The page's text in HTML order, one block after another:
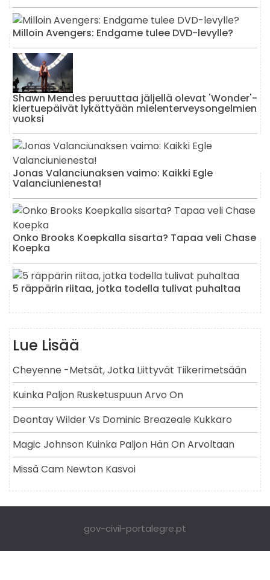
Milloin Avengers: Endgame tulee DVD-levylle?
Shawn Mendes peruuttaa jäljellä olevat 'Wonder'-
kiertuepäivät lykättyään mielenterveysongelmien
vuoksi
Jonas Valanciunaksen vaimo: Kaikki Egle
Valanciunienesta!
Onko Brooks Koepkalla sisarta? Tapaa veli Chase
Koepka
5 räppärin riitaa, jotka todella tulivat puhaltaa
Lue Lisää
Cheyenne -metsät, Jotka Liittyvät Tiikerimetsään
Kuinka Paljon Rusketuspuun Arvo On
Deontay Wilder Vs Dominic Breazeale Kukkaro
Magic Johnson Kuinka Paljon Hän On Arvoltaan
Missä Cam Newton Kasvoi
gov-civil-portalegre.pt